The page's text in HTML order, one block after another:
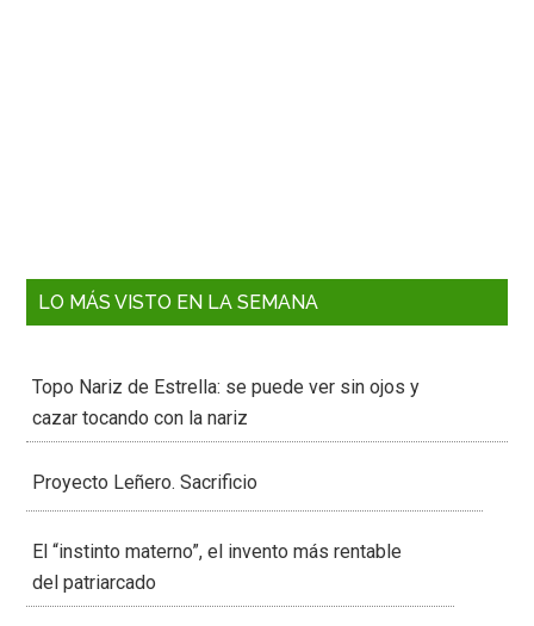
LO MÁS VISTO EN LA SEMANA
Topo Nariz de Estrella: se puede ver sin ojos y
cazar tocando con la nariz
Proyecto Leñero. Sacrificio
El “instinto materno”, el invento más rentable
del patriarcado